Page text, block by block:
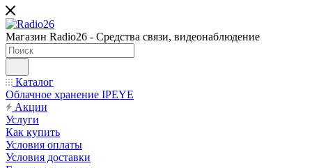
Магазин Radio26 - Средства связи, видеонаблюдение
Каталог
Облачное хранение IPEYE
Акции
Услуги
Как купить
Условия оплаты
Условия доставки